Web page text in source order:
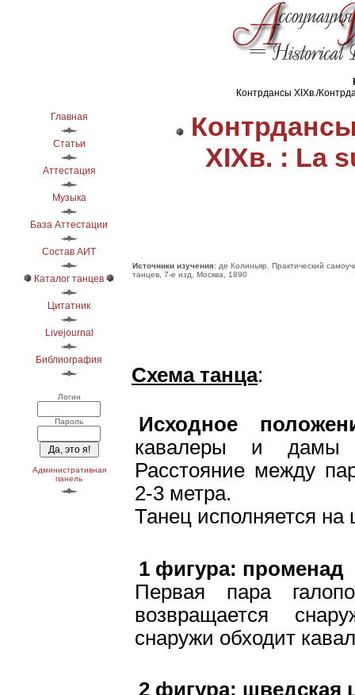
Контрдансы ХІХв./
Главная
Статьи
Аттестация
Музыка
База Аттестации
Состав АИТ
Каталог танцев
Цитатник
Livejournal
Библиография
Логин
Пароль
Административная
панель
ХІХв. : La
Источники изучения: де Колиньяр. Практический
танцев, 7-е изд, Москва, 1890
Схема танца:
Исходное
кавалеры и дамы
Расстояние между
2-3 метра.
Танец исполняется на
1 фигура: променад
Первая пара
возвращается
снаружи обходит
2 фигура: шведская